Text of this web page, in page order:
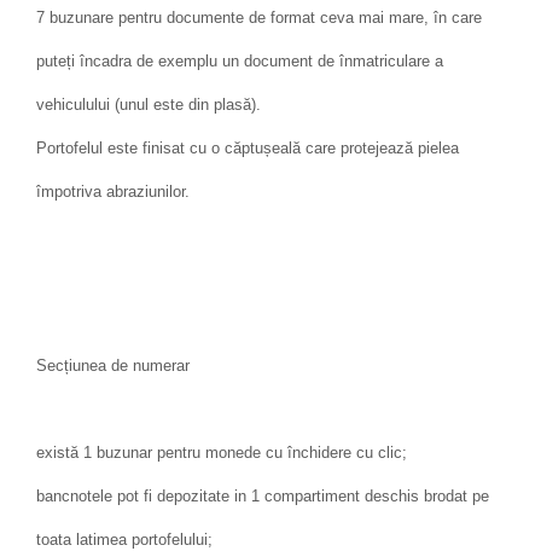
7 buzunare pentru documente de format ceva mai mare, în care
puteți încadra de exemplu un document de înmatriculare a
vehiculului (unul este din plasă).
Portofelul este finisat cu o căptușeală care protejează pielea
împotriva abraziunilor.
Secțiunea de numerar
există 1 buzunar pentru monede cu închidere cu clic;
bancnotele pot fi depozitate in 1 compartiment deschis brodat pe
toata latimea portofelului;